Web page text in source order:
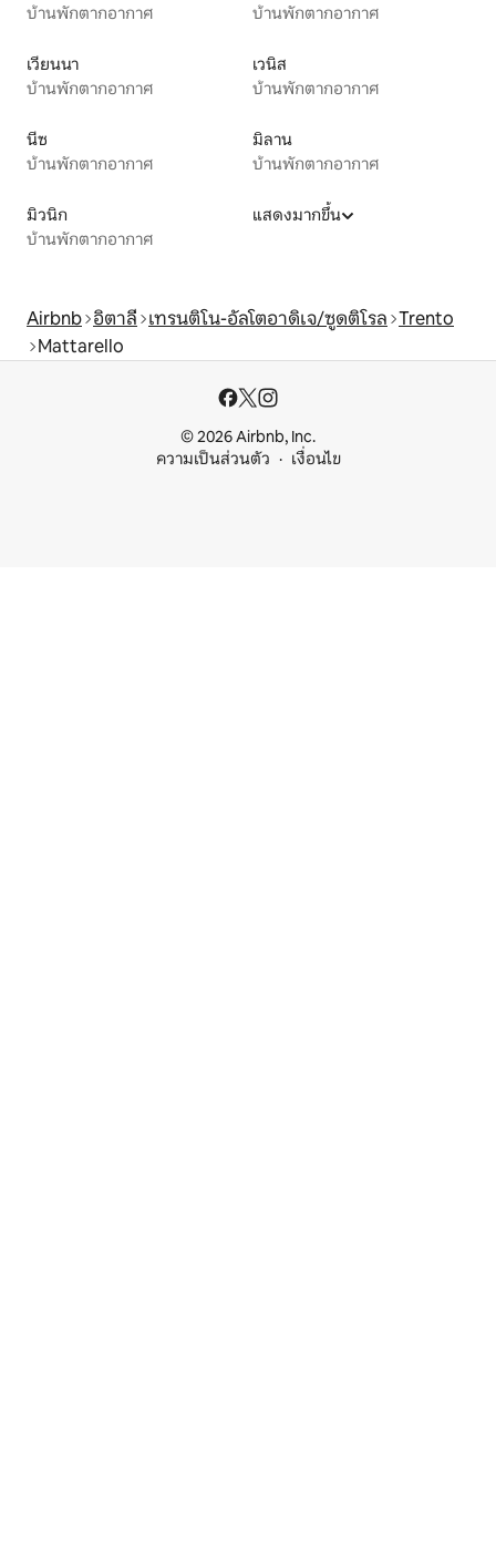
บ้านพักตากอากาศ บ้านพักตากอากาศ
เวียนนา
บ้านพักตากอากาศ
เวนิส
บ้านพักตากอากาศ
นีซ
บ้านพักตากอากาศ
มิลาน
บ้านพักตากอากาศ
มิวนิก
บ้านพักตากอากาศ
แสดงมากขึ้น
Airbnb อิตาลี เทรนติโน-อัลโตอาดิเจ/ซูดติโรล Trento
Mattarello
© 2026 Airbnb, Inc.
ความเป็นส่วนตัว
เงื่อนไข